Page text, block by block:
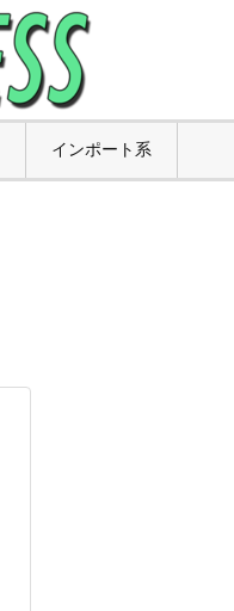
インポート系